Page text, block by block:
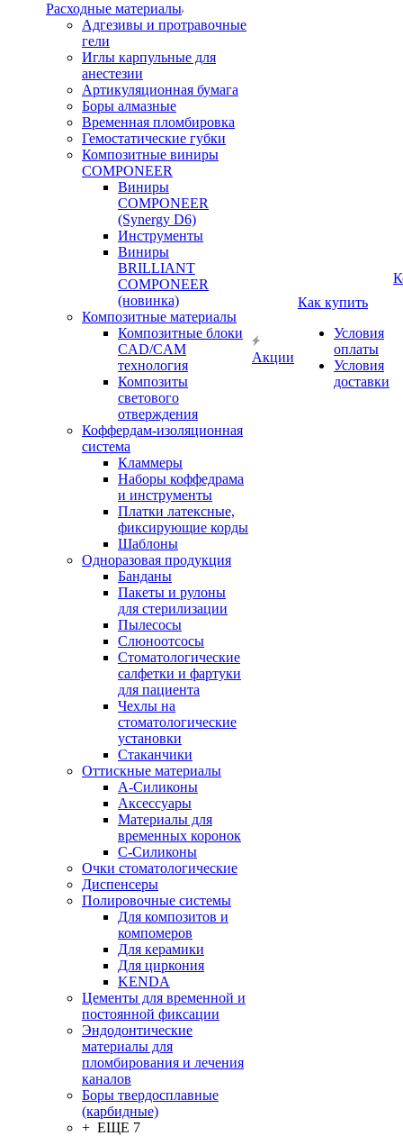
Расходные материалы
Адгезивы и протравочные
гели
Иглы карпульные для
анестезии
Артикуляционная бумага
Боры алмазные
Временная пломбировка
Гемостатические губки
Композитные виниры
COMPONEER
Виниры
COMPONEER
(Synergy D6)
Инструменты
Виниры
BRILLIANT
COMPONEER
(новинка)
Композитные материалы
Композитные блоки
CAD/СAM
технология
Композиты
светового
отверждения
Коффердам-изоляционная
система
Кламмеры
Наборы коффедрама
и инструменты
Платки латексные,
фиксирующие корды
Шаблоны
Одноразовая продукция
Банданы
Пакеты и рулоны
для стерилизации
Пылесосы
Слюноотсосы
Стоматологические
салфетки и фартуки
для пациента
Чехлы на
стоматологические
установки
Стаканчики
Оттискные материалы
А-Силиконы
Аксессуары
Материалы для
временных коронок
С-Силиконы
Очки стоматологические
Диспенсеры
Полировочные системы
Для композитов и
компомеров
Для керамики
Для циркония
KENDA
Цементы для временной и
постоянной фиксации
Эндодонтические
материалы для
пломбирования и лечения
каналов
Боры твердосплавные
(карбидные)
+ ЕЩЕ 7
Акции
Как купить
Условия
оплаты
Условия
доставки